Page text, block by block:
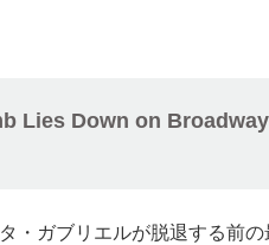
Lies Down on
・ガブリエルが脱退する前の